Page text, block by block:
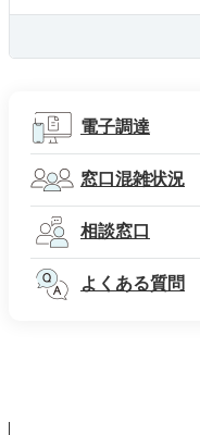
電子調達
窓口混雑状況
相談窓口
よくある質問